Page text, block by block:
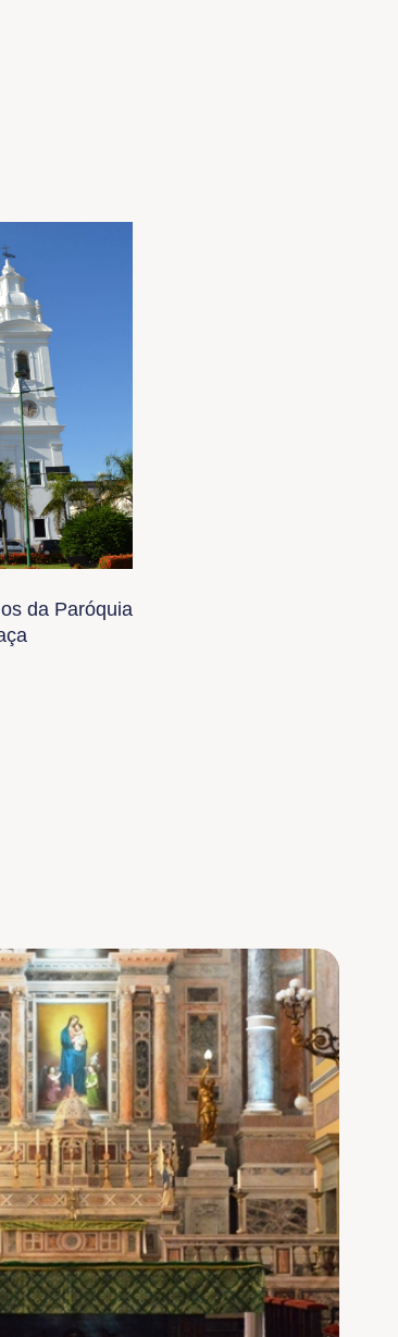
da Paróquia